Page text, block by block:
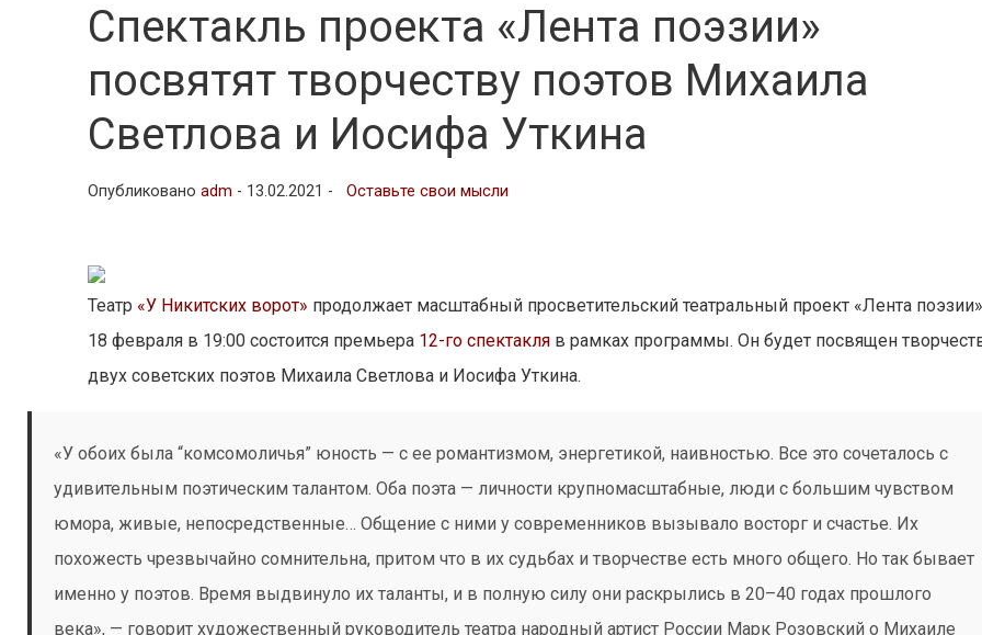
Спектакль проекта «Лента поэзии»
посвятят творчеству поэтов Михаила
Светлова и Иосифа Уткина
Опубликованоadm - 13.02.2021 - Оставьте свои мысли
Театр «У Никитских ворот» продолжает масштабный просветительский театральный проект «Лента
18 февраля в 19:00 состоится премьера 12-го спектакля в рамках программы. Он будет посвящен
двух советских поэтов Михаила Светлова и Иосифа Уткина.
«У обоих была “комсомоличья” юность — с ее романтизмом, энергетикой, наивностью. Все это сочеталось с
удивительным поэтическим талантом. Оба поэта — личности крупномасштабные, люди с большим чувством
юмора, живые, непосредственные… Общение с ними у современников вызывало восторг и счастье. Их
похожесть чрезвычайно сомнительна, притом что в их судьбах и творчестве есть много общего. Но так бывает
именно у поэтов. Время выдвинуло их таланты, и в полную силу они раскрылись в 20–40 годах прошлого
века», — говорит художественный руководитель театра народный артист России Марк Розовский о Михаиле